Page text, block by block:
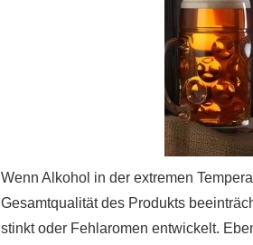
Wenn Alkohol in der extremen
Gesamtqualität des Produkts
stinkt oder Fehlaromen entwickelt.